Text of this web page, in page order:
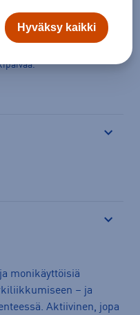
monikäyttöisiä
– ja
Aktiivinen, jopa
Hyväksy kaikki